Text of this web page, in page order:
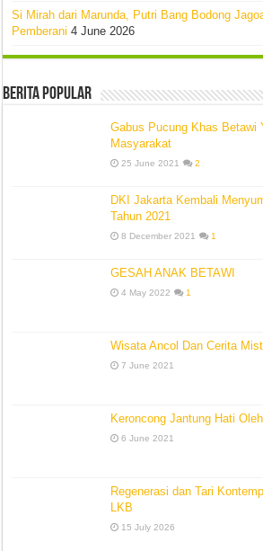
Si Mirah dari Marunda, Putri Bang Bodong
Pemberani 4 June 2026
Berita Popular
Gabus Pucung Khas Betawi
Masyarakat
25 June 2021 2
DKI Jakarta Kembali
Tahun 2021
8 December 2021 1
GESAH ANAK BETAWI
4 May 2022 1
Wisata Ancol Dan Cerita
7 June 2021
Keroncong Jantung Hati
6 June 2021
Regenerasi dan Tari
LKB
15 July 2026